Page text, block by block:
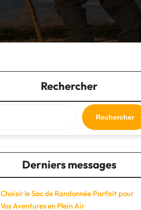
Rechercher
Rechercher
Derniers messages
Choisir le Sac de Randonnée Parfait pour
Vos Aventures en Plein Air